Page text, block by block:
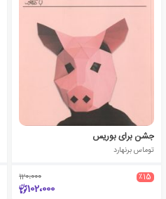
جشن برای بوریس
توماس برنهارد
٪15 120،000
102،000